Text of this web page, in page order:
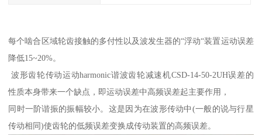
每个啮合区域轮齿接触的多付性以及波发生器的“浮动“装置运动误差
降低15~20%。
波形齿轮传动运动harmonic谐波齿轮减速机CSD-14-50-2UH误差的
性质本身带来一个缺点，即运动误差中高频误差起主要作用，
同时一阶谐振的振幅较小。这是因为在波形传动中(一般的说与行星
传动相同)使齿轮的低频误差变换成传动装置的高频误差。